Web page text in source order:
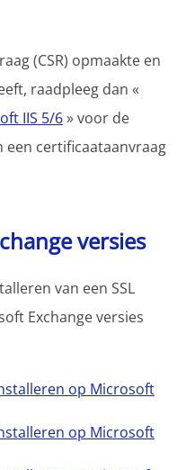
(CSR) opmaakte en
raadpleeg dan «
IIS 5/6» voor de
certificaataanvraag
versies
van een SSL
Exchange versies
op Microsoft
op Microsoft